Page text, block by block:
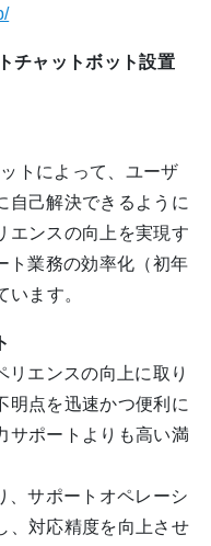
チャットボット設置
トによって、ユーザ
自己解決できるように
エンスの向上を実現す
ト業務の効率化（初年
ます。
エンスの向上に取り
明点を迅速かつ便利に
サポートよりも高い満
サポートオペレーシ
、対応精度を向上させ